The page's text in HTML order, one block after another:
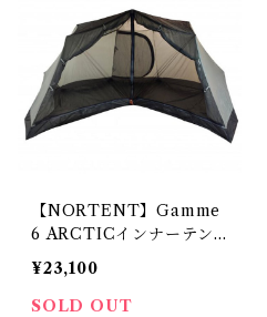
【NORTENT】Gamme
6 ARCTICインナーテン
ト 【ノルテントギャム6
アークティック】
¥23,100
SOLD OUT